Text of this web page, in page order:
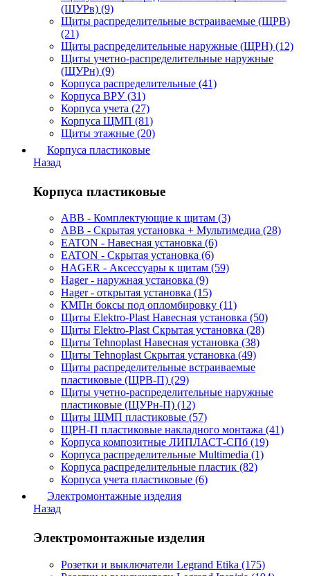
(ЩУРв) (9)
Щиты распределительные встраиваемые (ЩРВ)
(21)
Щиты распределительные наружные (ЩРН) (12)
Щиты учетно-распределительные наружные
(ЩУРн) (9)
Корпуса распределительные (41)
Корпуса ВРУ (31)
Корпуса учета (27)
Корпуса ЩМП (81)
Щиты этажные (20)
Корпуса пластиковые
Назад
Корпуса пластиковые
ABB - Комплектующие к щитам (3)
ABB - Скрытая установка + Мультимедиа (28)
EATON - Навесная установка (6)
EATON - Скрытая установка (6)
HAGER - Аксессуары к щитам (59)
Hager - наружная установка (9)
Hager - открытая установка (15)
КМПн боксы под опломбировку (11)
Щиты Elektro-Plast Навесная установка (50)
Щиты Elektro-Plast Скрытая установка (28)
Щиты Tehnoplast Навесная установка (38)
Щиты Tehnoplast Скрытая установка (49)
Щиты распределительные встраиваемые
пластиковые (ЩРВ-П) (29)
Щиты учетно-распределительные наружные
пластиковые (ЩУРн-П) (12)
Щиты ЩМП пластиковые (57)
ЩРН-П пластиковые накладного монтажа (41)
Корпуса композитные ЛИПЛАСТ-СПб (19)
Корпуса распределительные Multimedia (1)
Корпуса распределительные пластик (82)
Корпуса учета пластиковые (6)
Электромонтажные изделия
Назад
Электромонтажные изделия
Розетки и выключатели Legrand Etika (175)